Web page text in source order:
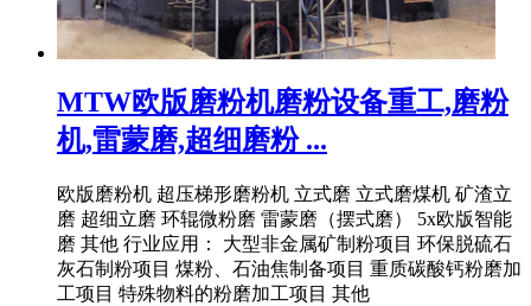
MTW欧版磨粉机磨粉设备重工,磨粉
机,雷蒙磨,超细磨粉 ...
欧版磨粉机 超压梯形磨粉机 立式磨 立式磨煤机 矿渣立
磨 超细立磨 环辊微粉磨 雷蒙磨（摆式磨） 5x欧版智能
磨 其他 行业应用： 大型非金属矿制粉项目 环保脱硫石
灰石制粉项目 煤粉、石油焦制备项目 重质碳酸钙粉磨加
工项目 特殊物料的粉磨加工项目 其他